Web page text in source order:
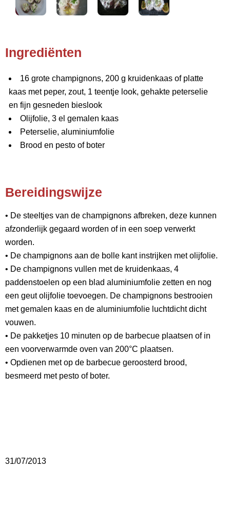
Ingrediënten
16 grote champignons, 200 g kruidenkaas of platte
kaas met peper, zout, 1 teentje look, gehakte peterselie
en fijn gesneden bieslook
Olijfolie, 3 el gemalen kaas
Peterselie, aluminiumfolie
Brood en pesto of boter
Bereidingswijze
• De steeltjes van de champignons afbreken, deze kunnen
afzonderlijk gegaard worden of in een soep verwerkt
worden.
• De champignons aan de bolle kant instrijken met olijfolie.
• De champignons vullen met de kruidenkaas, 4
paddenstoelen op een blad aluminiumfolie zetten en nog
een geut olijfolie toevoegen. De champignons bestrooien
met gemalen kaas en de aluminiumfolie luchtdicht dicht
vouwen.
• De pakketjes 10 minuten op de barbecue plaatsen of in
een voorverwarmde oven van 200°C plaatsen.
• Opdienen met op de barbecue geroosterd brood,
besmeerd met pesto of boter.
31/07/2013